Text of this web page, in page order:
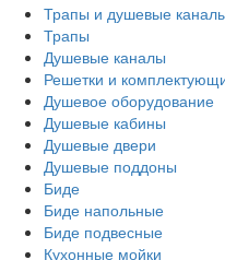
Трапы и душевые
Трапы
Душевые каналы
Решетки и
Душевое оборудование
Душевые кабины
Душевые двери
Душевые поддоны
Биде
Биде напольные
Биде подвесные
Кухонные мойки